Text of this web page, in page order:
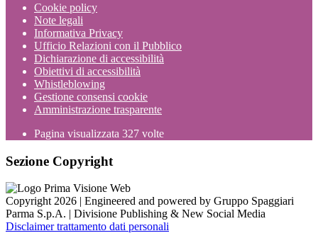
Cookie policy
Note legali
Informativa Privacy
Ufficio Relazioni con il Pubblico
Dichiarazione di accessibilità
Obiettivi di accessibilità
Whistleblowing
Gestione consensi cookie
Amministrazione trasparente
Pagina visualizzata 327 volte
Sezione Copyright
Copyright 2026 | Engineered and powered by Gruppo Spaggiari
Parma S.p.A. | Divisione Publishing & New Social Media
Disclaimer trattamento dati personali